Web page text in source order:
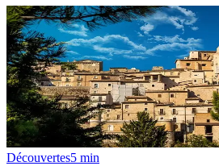
Découvertes5 min